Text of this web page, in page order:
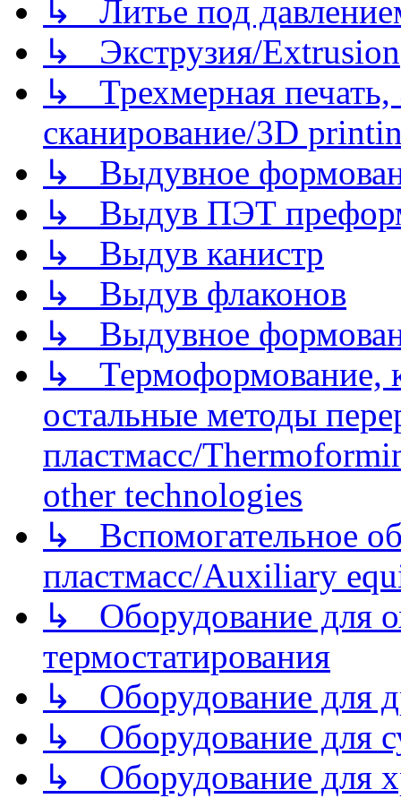
↳ Литье под
↳ Экструзия/Extrusion
↳ Трехмерная
сканирование/3D
↳ Выдувное
↳ Выдув ПЭТ
↳ Выдув канистр
↳ Выдув флаконов
↳ Выдувное
↳ Термоформование,
остальные методы
пластмасс/
other technologies
↳ Вспомогательное
пластмасс/Auxiliary
↳ Оборудование для
термостатирования
↳ Оборудование для
↳ Оборудование для
↳ Оборудование для